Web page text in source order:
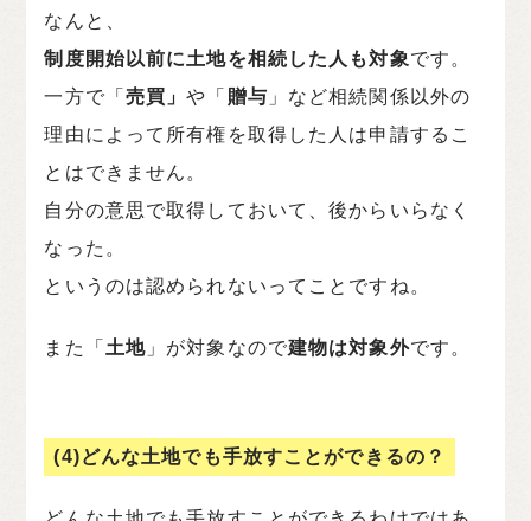
なんと、
制度開始以前に土地を相続した人も対象です。
一方で「 売買」や「 贈与 」など相続関係以外の
理由によって所有権を取得した人は申請するこ
とはできません。
自分の意思で取得しておいて、後からいらなく
なった。
というのは認められないってことですね。
また「 土地 」が対象なので建物は対象外です。
(4)どんな土地でも手放すことができるの？